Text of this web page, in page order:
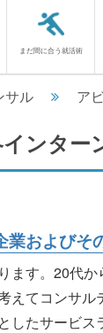
まだ間に合う就活術
サル ア
ンター
およびそ
ます。20代
てコンサル
したサービ